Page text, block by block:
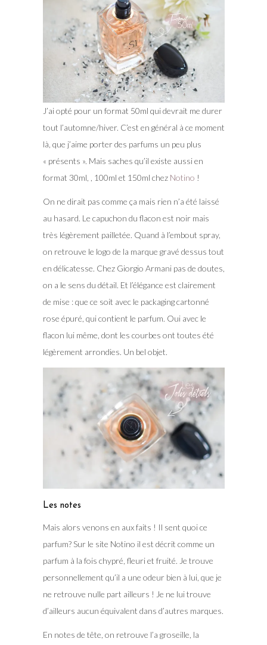
J’ai opté pour un format 50ml qui devrait me durer
tout l’automne/hiver. C’est en général à ce moment
là, que j’aime porter des parfums un peu plus
« présents ». Mais saches qu’il existe aussi en
format 30ml, , 100ml et 150ml chez Notino !
On ne dirait pas comme ça mais rien n’a été laissé
au hasard. Le capuchon du flacon est noir mais
très légèrement pailletée. Quand à l’embout spray,
on retrouve le logo de la marque gravé dessus tout
en délicatesse. Chez Giorgio Armani pas de doutes,
on a le sens du détail. Et l’élégance est clairement
de mise : que ce soit avec le packaging cartonné
rose épuré, qui contient le parfum. Oui avec le
flacon lui même, dont les courbes ont toutes été
légèrement arrondies. Un bel objet.
Les notes
Mais alors venons en aux faits ! Il sent quoi ce
parfum? Sur le site Notino il est décrit comme un
parfum à la fois chypré, fleuri et fruité. Je trouve
personnellement qu’il a une odeur bien à lui, que je
ne retrouve nulle part ailleurs ! Je ne lui trouve
d’ailleurs aucun équivalent dans d’autres marques.
En notes de tête, on retrouve l’a groseille, la